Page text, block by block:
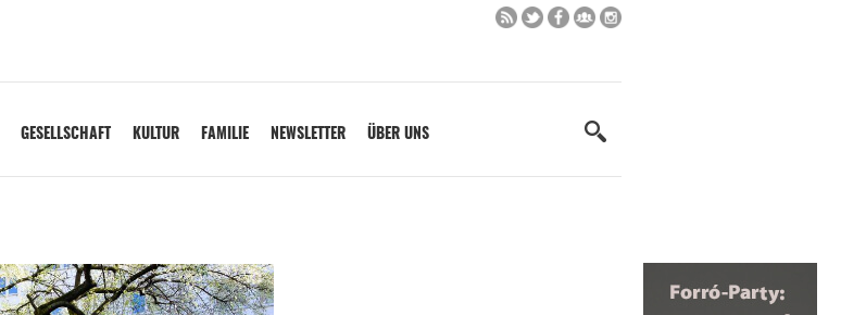
GESELLSCHAFT KULTUR FAMILIE NEWSLETTER ÜBER UNS